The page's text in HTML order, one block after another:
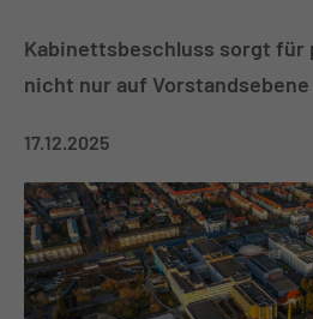
Kabinettsbeschluss sorgt für
nicht nur auf Vorstandsebene
17.12.2025